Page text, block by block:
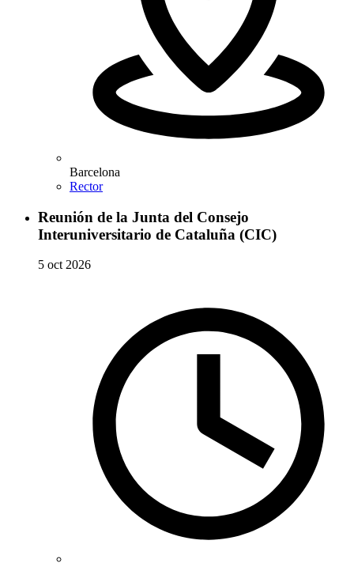
Barcelona
Rector
Reunión de la Junta del Consejo
Interuniversitario de Cataluña (CIC)
5 oct 2026